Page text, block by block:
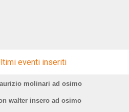
eventi inseriti
molinari ad osimo
walter insero ad osimo